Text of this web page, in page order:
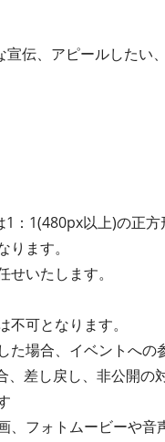
伝、アピールしたい
：1(480px以上)の正方
ます。
いたします。
可となります。
場合、イベントへの
差し戻し、非公開の
、フォトムービーや音